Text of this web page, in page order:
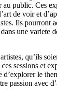
au public. Ces
de voir et
Ils pourront
une variete
qu’ils
sessions et
le
passion avec